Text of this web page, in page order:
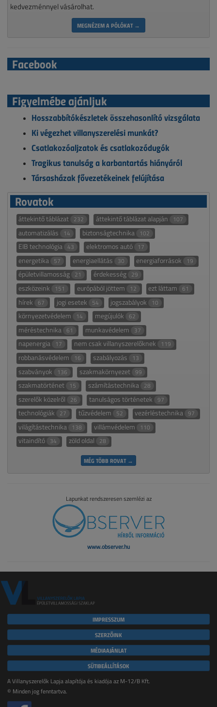
kedvezménnyel vásárolhat.
MEGNÉZEM A PÓLÓKAT →
Facebook
Figyelmébe ajánljuk
Hosszabbítókészletek összehasonlító vizsgálata
Ki végezhet villanyszerelési munkát?
Csatlakozóaljzatok és csatlakozódugók
Tragikus tanulság a karbantartás hiányáról
Társasházak fővezetékeinek felújítása
Rovatok
áttekintő táblázat 232 áttekintő táblázat alapján 107
automatizálás 14 biztonságtechnika 102
EIB technológia 43 elektromos autó 17
energetika 57 energiaellátás 30 energiaforrások 19
épületvillamosság 21 érdekesség 29
eszközeink 151 európából jöttem 12 ezt láttam 61
hírek 67 jogi esetek 54 jogszabályok 10
környezetvédelem 14 megújulók 62
méréstechnika 61 munkavédelem 37
napenergia 17 nem csak villanyszerelőknek 119
robbanásvédelem 16 szabályozás 13
szabványok 136 szakmakörnyezet 99
szakmatörténet 15 számítástechnika 28
szerelők közelről 26 tanulságos történetek 97
technológiák 27 tűzvédelem 52 vezérléstechnika 97
világítástechnika 138 villámvédelem 110
vitaindító 34 zöld oldal 28
MÉG TÖBB ROVAT →
Lapunkat rendszeresen szemlézi az
www.observer.hu
IMPRESSZUM
SZERZŐINK
MÉDIAAJÁNLAT
SÜTIBEÁLLÍTÁSOK
A Villanyszerelők Lapja alapítója és kiadója az M-12/B Kft.
© Minden jog fenntartva.